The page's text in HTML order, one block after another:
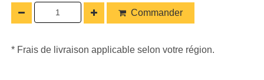
Commander
* Frais de livraison applicable selon votre région.